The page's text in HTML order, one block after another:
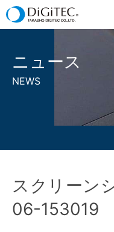
ニュース
NEWS
スクリーン
06-153019